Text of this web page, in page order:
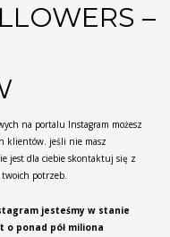
–
na portalu Instagram możesz
klientów. jeśli nie masz
jest dla ciebie skontaktuj się z
twoich potrzeb.
jesteśmy w stanie
o ponad pół miliona